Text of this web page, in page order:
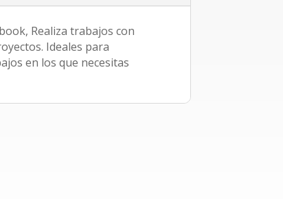
Realiza trabajos con
Ideales para
en los que necesitas